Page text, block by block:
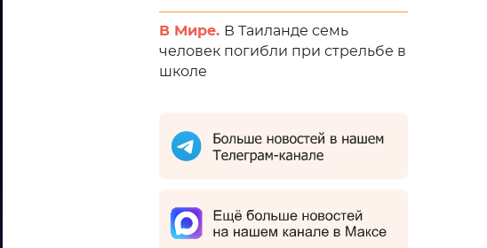
В Мире. В Таиланде семь
человек погибли при стрельбе в
школе